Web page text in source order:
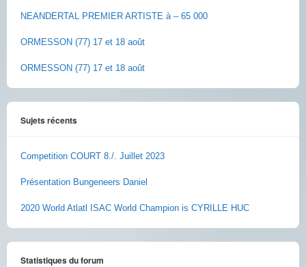
NEANDERTAL PREMIER ARTISTE à – 65 000
ORMESSON (77) 17 et 18 août
ORMESSON (77) 17 et 18 août
Sujets récents
Competition COURT 8./. Juillet 2023
Présentation Bungeneers Daniel
2020 World Atlatl ISAC World Champion is CYRILLE HUC
Statistiques du forum